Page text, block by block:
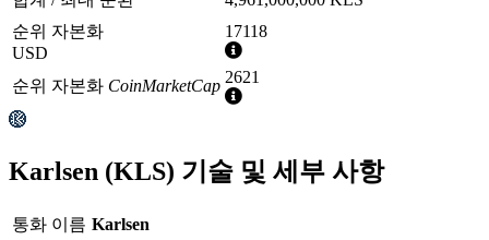
순위 자본화
USD
17118
추
가
정
순위 자본화 CoinMarketCap 2621
추
보
Karlsen (KLS) 기술 및 세부 사항
통화 이름 Karlsen